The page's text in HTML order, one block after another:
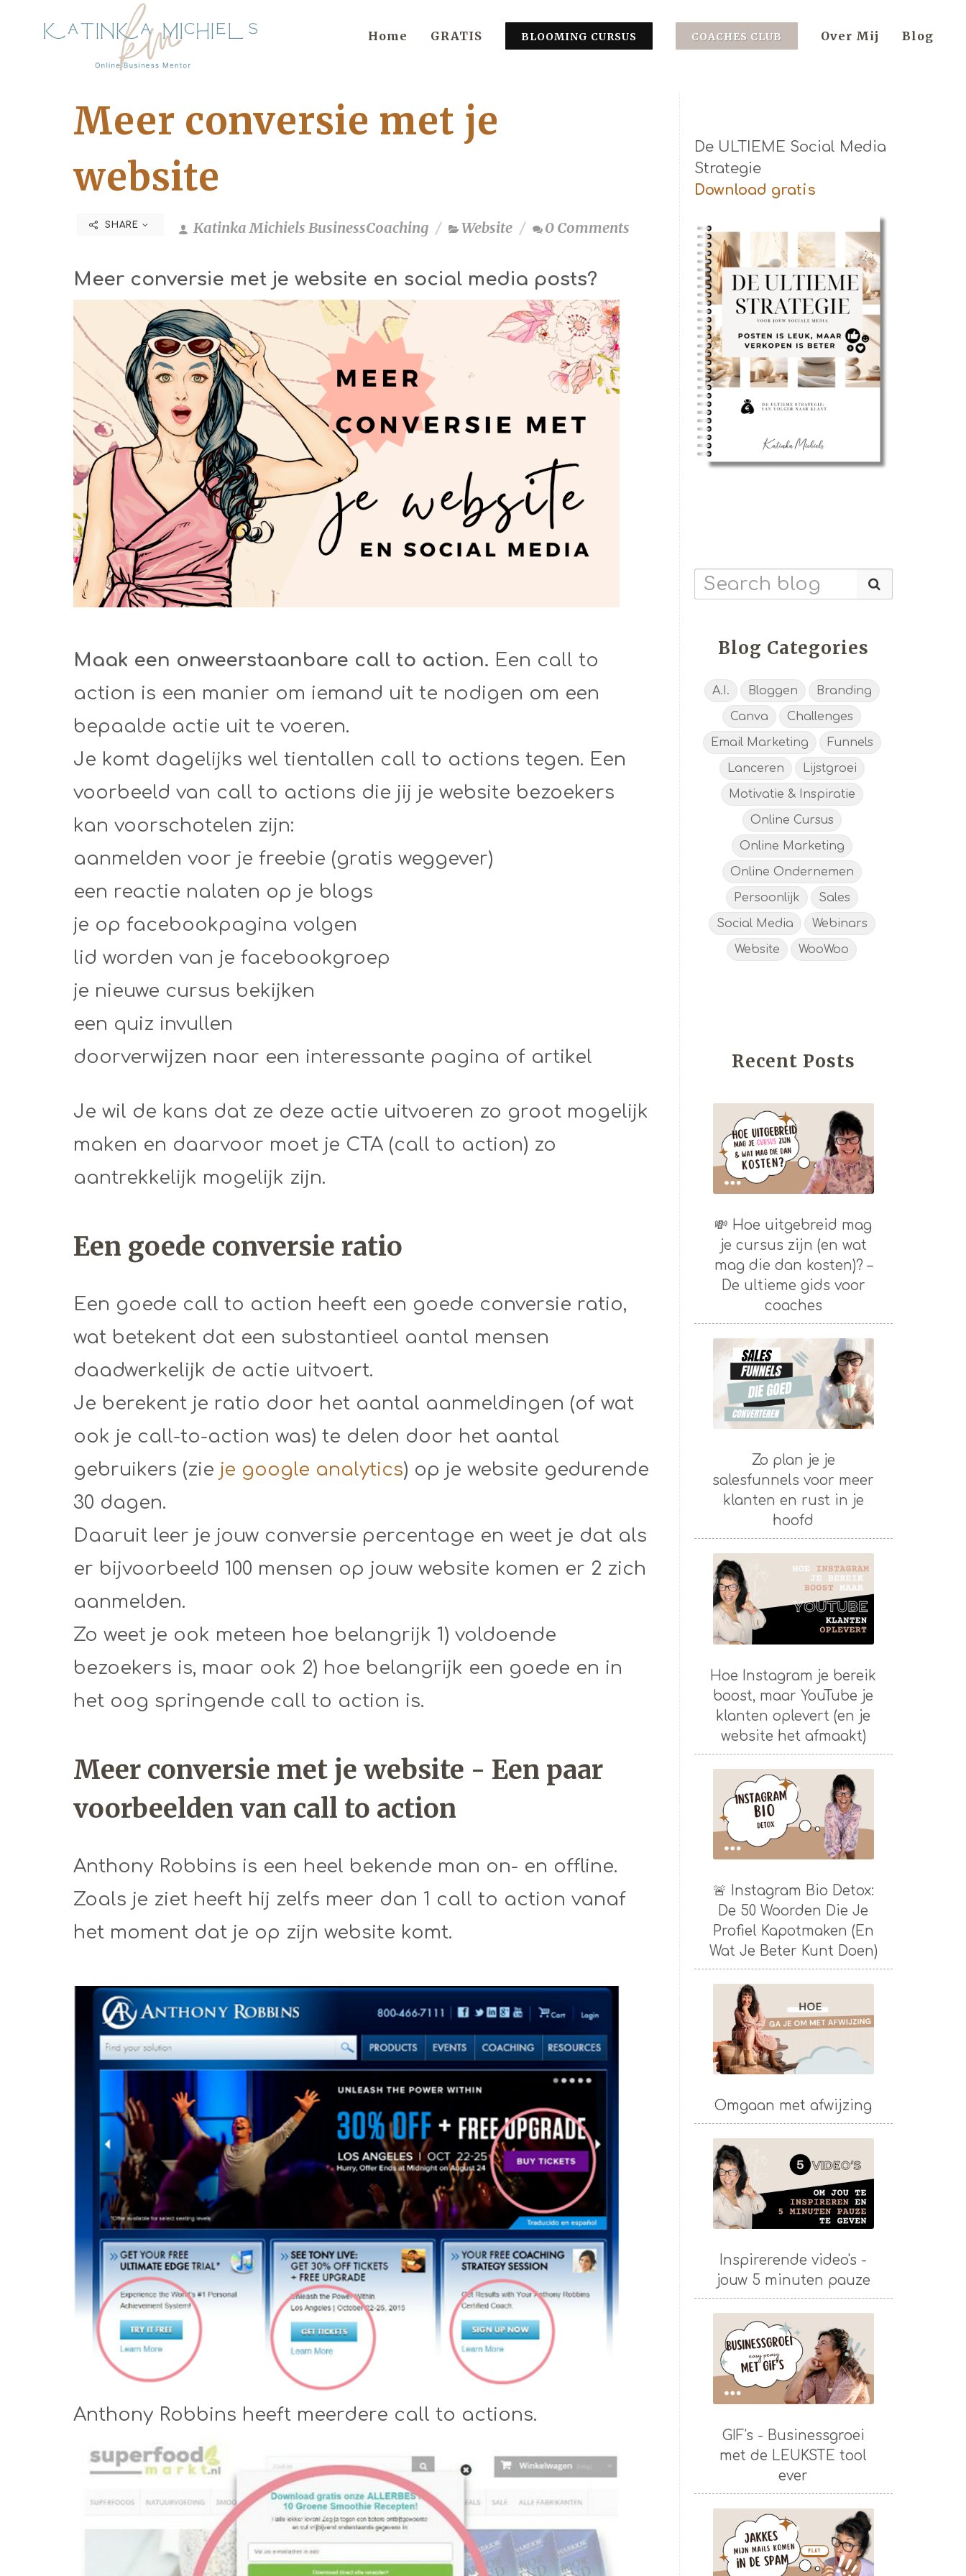
Home GRATIS BLOOMING CURSUS COACHES CLUB Over Mij Blog
Meer conversie met je
website
SHARE Katinka Michiels BusinessCoaching Website 0 Comments
Meer conversie met je website en social media posts?
Maak een onweerstaanbare call to action. Een call to
action is een manier om iemand uit te nodigen om een
bepaalde actie uit te voeren.
Je komt dagelijks wel tientallen call to actions tegen. Een
voorbeeld van call to actions die jij je website bezoekers
kan voorschotelen zijn:
aanmelden voor je freebie (gratis weggever)
een reactie nalaten op je blogs
je op facebookpagina volgen
lid worden van je facebookgroep
je nieuwe cursus bekijken
een quiz invullen
doorverwijzen naar een interessante pagina of artikel
Je wil de kans dat ze deze actie uitvoeren zo groot mogelijk
maken en daarvoor moet je CTA (call to action) zo
aantrekkelijk mogelijk zijn.
Een goede conversie ratio
Een goede call to action heeft een goede conversie ratio,
wat betekent dat een substantieel aantal mensen
daadwerkelijk de actie uitvoert.
Je berekent je ratio door het aantal aanmeldingen (of wat
ook je call-to-action was) te delen door het aantal
gebruikers (zie je google analytics) op je website gedurende
30 dagen.
Daaruit leer je jouw conversie percentage en weet je dat als
er bijvoorbeeld 100 mensen op jouw website komen er 2 zich
aanmelden.
Zo weet je ook meteen hoe belangrijk 1) voldoende
bezoekers is, maar ook 2) hoe belangrijk een goede en in
het oog springende call to action is.
Meer conversie met je website - Een paar
voorbeelden van call to action
Anthony Robbins is een heel bekende man on- en offline.
Zoals je ziet heeft hij zelfs meer dan 1 call to action vanaf
het moment dat je op zijn website komt.
Anthony Robbins heeft meerdere call to actions.
De ULTIEME Social Media
Strategie
Download gratis
Blog Categories
A.I. Bloggen
Branding
Canva
Challenges
Email Marketing
Funnels
Lanceren
Lijstgroei
Motivatie & Inspiratie
Online Cursus
Online Marketing
Online Ondernemen
Persoonlijk
Sales
Social Media
Webinars
Website
WooWoo
Recent Posts
💸 Hoe uitgebreid mag
je cursus zijn (en wat
mag die dan kosten)? –
De ultieme gids voor
coaches
Zo plan je je
salesfunnels voor meer
klanten en rust in je
hoofd
Hoe Instagram je bereik
boost, maar YouTube je
klanten oplevert (en je
website het afmaakt)
🚨 Instagram Bio Detox:
De 50 Woorden Die Je
Profiel Kapotmaken (En
Wat Je Beter Kunt Doen)
Omgaan met afwijzing
Inspirerende video's -
jouw 5 minuten pauze
GIF's - Businessgroei
met de LEUKSTE tool
ever